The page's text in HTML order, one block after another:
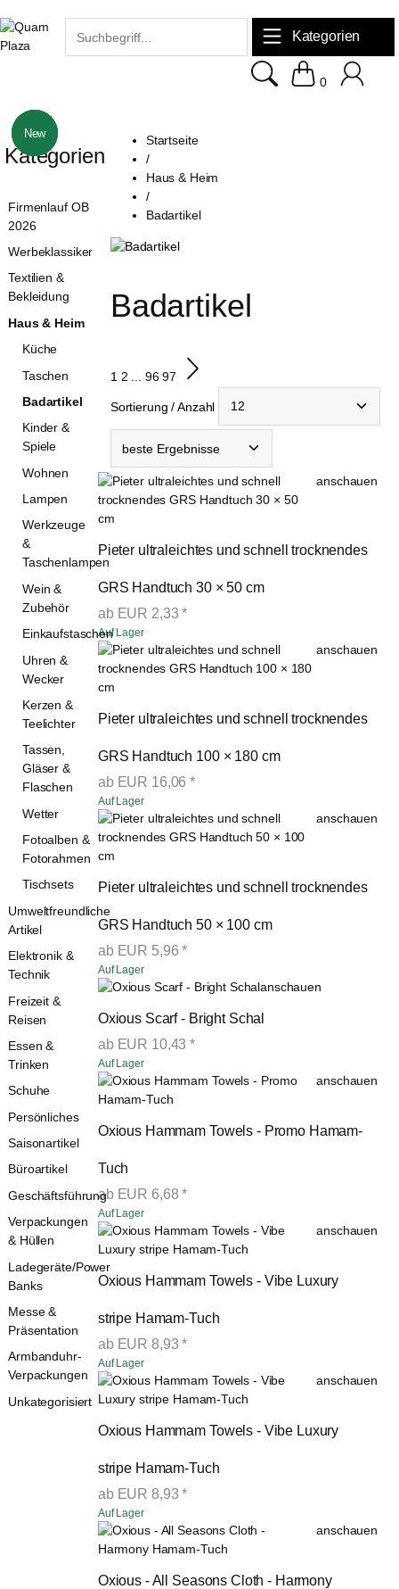
Kategorien
0
Startseite
/
Haus & Heim
/
Badartikel
Badartikel
1 2 ... 96 97
Sortierung / Anzahl
New
anschauen
Pieter ultraleichtes und schnell trocknendes
GRS Handtuch 30 × 50 cm
ab EUR 2,33 *
Auf Lager
New
anschauen
Pieter ultraleichtes und schnell trocknendes
GRS Handtuch 100 × 180 cm
ab EUR 16,06 *
Auf Lager
New
anschauen
Pieter ultraleichtes und schnell trocknendes
GRS Handtuch 50 × 100 cm
ab EUR 5,96 *
Auf Lager
anschauen
Oxious Scarf - Bright Schal
ab EUR 10,43 *
Auf Lager
anschauen
Oxious Hammam Towels - Promo Hamam-
Tuch
ab EUR 6,68 *
Auf Lager
anschauen
Oxious Hammam Towels - Vibe Luxury
stripe Hamam-Tuch
ab EUR 8,93 *
Auf Lager
anschauen
Oxious Hammam Towels - Vibe Luxury
stripe Hamam-Tuch
ab EUR 8,93 *
Auf Lager
anschauen
Oxious - All Seasons Cloth - Harmony
Kategorien
Firmenlauf OB
2026
Werbeklassiker
Textilien &
Bekleidung
Haus & Heim
Küche
Taschen
Badartikel
Kinder &
Spiele
Wohnen
Lampen
Werkzeuge
&
Taschenlampen
Wein &
Zubehör
Einkaufstaschen
Uhren &
Wecker
Kerzen &
Teelichter
Tassen,
Gläser &
Flaschen
Wetter
Fotoalben &
Fotorahmen
Tischsets
Umweltfreundliche
Artikel
Elektronik &
Technik
Freizeit &
Reisen
Essen &
Trinken
Schuhe
Persönliches
Saisonartikel
Büroartikel
Geschäftsführung
Verpackungen
& Hüllen
Ladegeräte/Power
Banks
Messe &
Präsentation
Armbanduhr-
Verpackungen
Unkategorisiert